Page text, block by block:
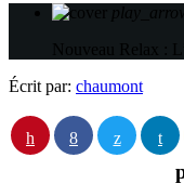
Nouveau Relax :
Écrit par: chaumont